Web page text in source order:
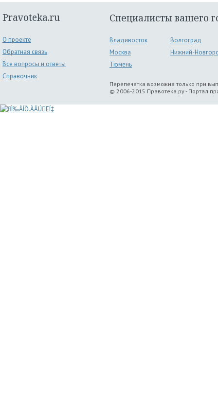
Pravoteka.ru
О проекте
Обратная связь
Все вопросы и ответы
Справочник
Специалисты вашего
Владивосток
Волгоград
Москва
Нижний-
Тюмень
Перепечатка возможна только при
© 2006-2015 Правотека.ру - Портал